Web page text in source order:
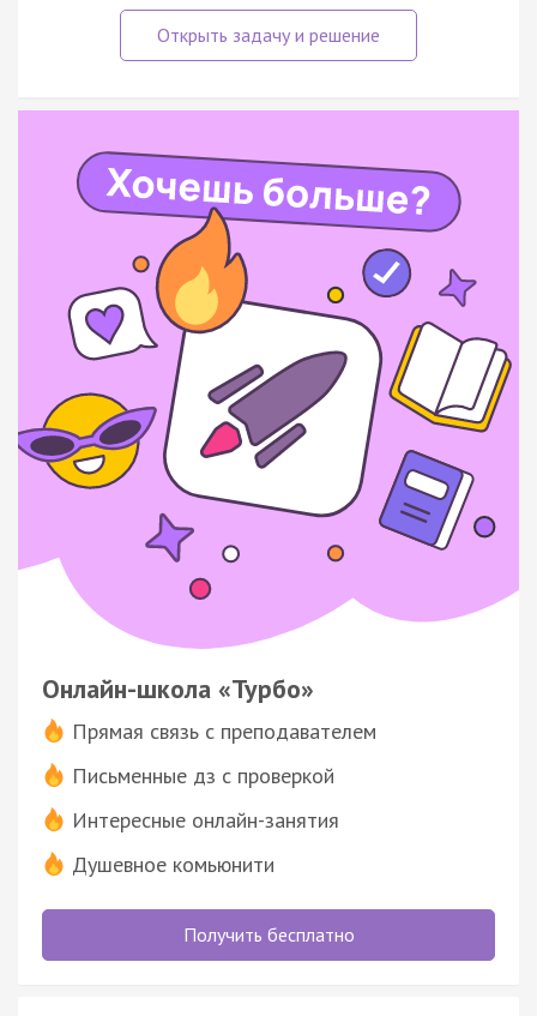
Онлайн-школа «Турбо»
Прямая связь с преподавателем
Письменные дз с проверкой
Интересные онлайн-занятия
Душевное комьюнити
Получить бесплатно